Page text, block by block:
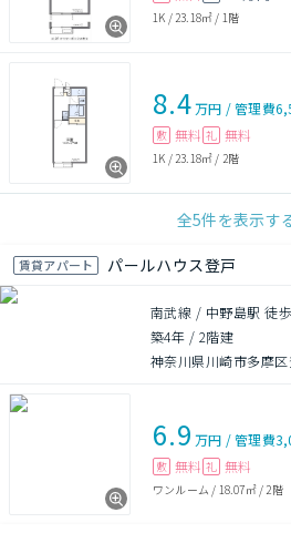
1K / 23.18㎡ / 1階
8.4万円 /管理費
敷 無料 礼 無料
1K / 23.18㎡ / 2階
全5件を表示す
賃貸アパート パールハウス登戸
南武線 / 中野島駅 徒
築4年 / 2階建
神奈川県川崎市多摩区
6.9 万円 /管理費
敷 無料 礼 無料
ワンルーム / 18.07㎡/ 2階